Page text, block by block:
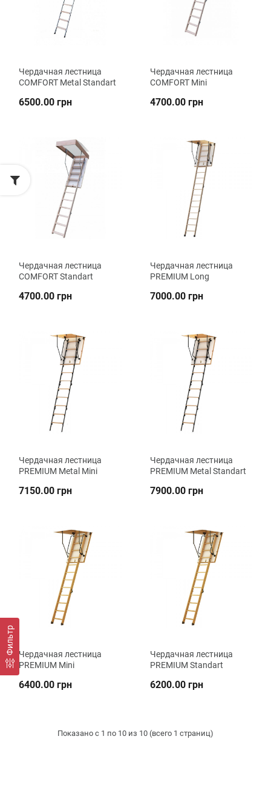
Фильтр
Чердачная лестница
COMFORT Metal Standart
6500.00 грн
Чердачная лестница
COMFORT Mini
4700.00 грн
Чердачная лестница
COMFORT Standart
4700.00 грн
Чердачная лестница
PREMIUM Long
7000.00 грн
Чердачная лестница
PREMIUM Metal Mini
7150.00 грн
Чердачная лестница
PREMIUM Metal Standart
7900.00 грн
Чердачная лестница
PREMIUM Mini
6400.00 грн
Чердачная лестница
PREMIUM Standart
6200.00 грн
Показано с 1 по 10 из 10 (всего 1 страниц)